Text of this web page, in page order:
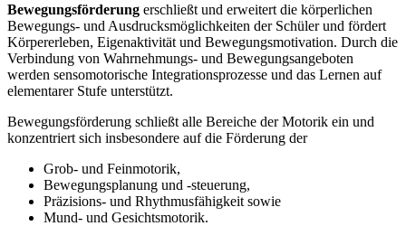
Bewegungsförderung erschließt und erweitert die körperlichen
Bewegungs- und Ausdrucksmöglichkeiten der Schüler und fördert
Körpererleben, Eigenaktivität und Bewegungsmotivation. Durch die
Verbindung von Wahrnehmungs- und Bewegungsangeboten
werden sensomotorische Integrationsprozesse und das Lernen auf
elementarer Stufe unterstützt.
Bewegungsförderung schließt alle Bereiche der Motorik ein und
konzentriert sich insbesondere auf die Förderung der
Grob- und Feinmotorik,
Bewegungsplanung und -steuerung,
Präzisions- und Rhythmusfähigkeit sowie
Mund- und Gesichtsmotorik.